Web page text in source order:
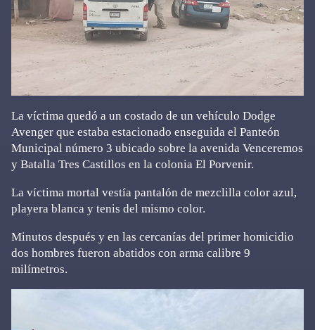
La víctima quedó a un costado de un vehículo Dodge
Avenger que estaba estacionado enseguida el Panteón
Municipal número 3 ubicado sobre la avenida Venceremos
y Batalla Tres Castillos en la colonia El Porvenir.
La víctima mortal vestía pantalón de mezclilla color azul,
playera blanca y tenis del mismo color.
Minutos después y en las cercanías del primer homicidio
dos hombres fueron abatidos con arma calibre 9
milímetros.